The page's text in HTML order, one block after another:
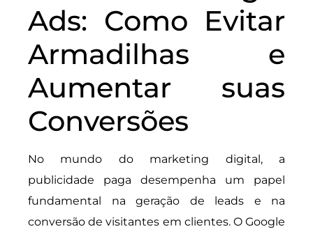
Ads: Como Evitar
Armadilhas e
Aumentar suas
Conversões
No mundo do marketing digital, a
publicidade paga desempenha um papel
fundamental na geração de leads e na
conversão de visitantes em clientes. O Google